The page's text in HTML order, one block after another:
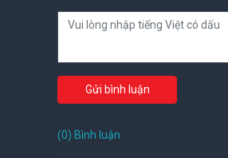
Gửi bình luận
(0) Bình luận